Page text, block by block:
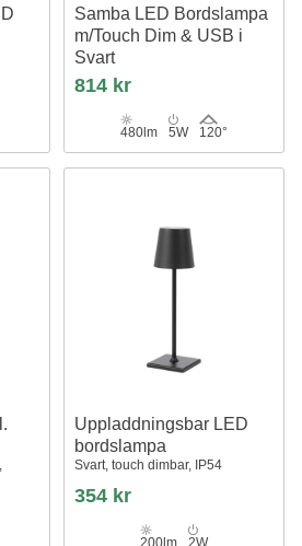
Samba LED Bordslampa
m/Touch Dim & USB i
Svart
Nielsen Light
814 kr
480lm 5W 120°
Uppladdningsbar LED
bordslampa
Svart, touch dimbar, IP54
354 kr
200lm 2W